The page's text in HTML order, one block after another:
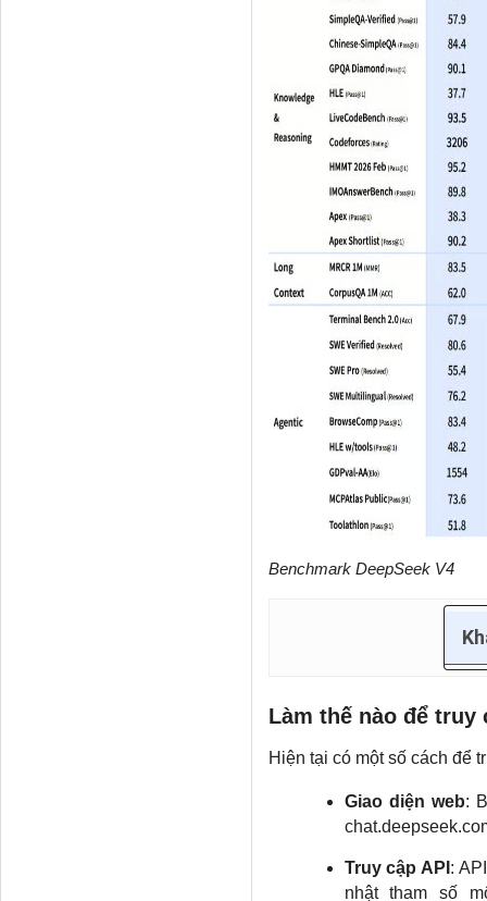
Benchmark DeepSeek V4
Làm thế nào để truy
Hiện tại có một số cách để
Giao diện web:
Truy cập API :
nhật tham số